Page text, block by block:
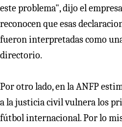
este problema", dijo el
reconocen que esas
fueron interpretadas como
directorio.
Por otro lado, en la ANFP
a la justicia civil vulnera los
fútbol internacional. Por lo